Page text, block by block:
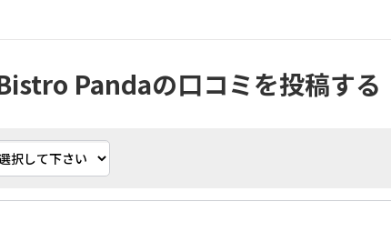
Pandaの口コミを投稿する